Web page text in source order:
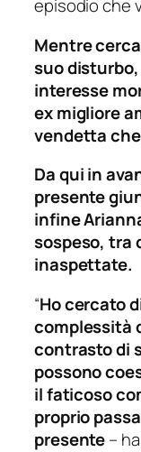
episodio che
Mentre
suo
interesse
ex migliore
vendetta
Da qui in
presente
infine
sospeso, tra
inaspettate.
“Ho cercato
complessità
contrasto di
possono
il faticoso
proprio
presente–